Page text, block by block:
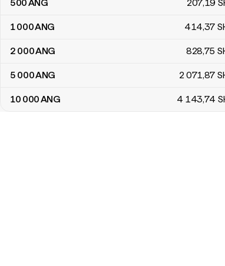
500ANG 207,19
1 000ANG 414,37
2 000ANG 828,75
5 000ANG 2 071,87
10 000ANG 4 143,74